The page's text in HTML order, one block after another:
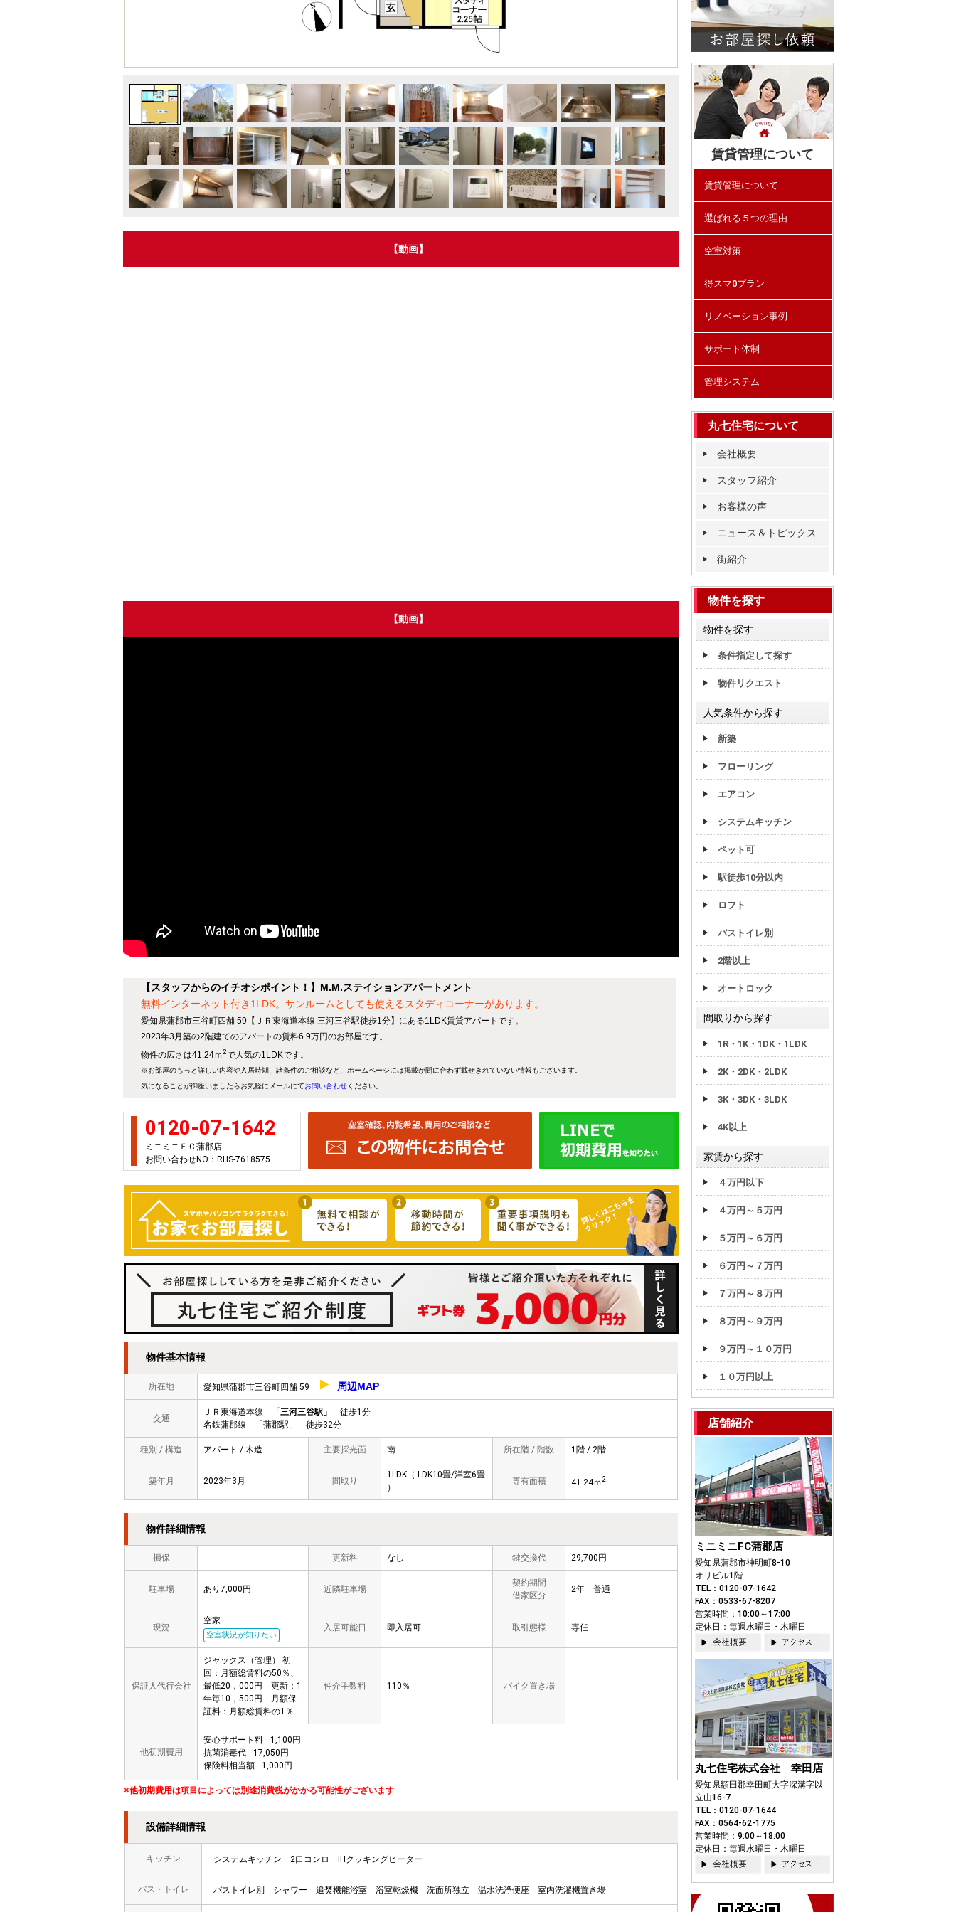
【スタッフからのイチオシポイント！】M.M.ステイションアパートメント
無料インターネット付き1LDK。サンルームとしても使えるスタディコーナーがあります。
愛知県蒲郡市三谷町四舗 59【ＪＲ東海道本線 三河三谷駅徒歩1分】にある1LDK賃貸アパートです。
2023年3月築の2階建てのアパートの賃料6.9万円のお部屋です。
物件の広さは41.24ｍ2で人気の1LDKです。
※お部屋のもっと詳しい内容や入居時期、諸条件のご相談など、ホームページには掲載が間に合わず載せきれていない情報もございます。
気になることが御座いましたらお気軽にメールにてお問い合わせください。
0120-07-1642
ミニミニＦＣ蒲郡店
お問い合わせNO：RHS-7618575
物件基本情報
所在地 愛知県蒲郡市三谷町四舗 59 周辺MAP
交通
ＪＲ東海道本線 「三河三谷駅」
徒歩1分
名鉄蒲郡線 「蒲郡駅」 徒歩32分
種別 / 構造 アパート / 木造 主要採光面 南 所在階 / 階数 1階 / 2階
築年月 2023年3月 間取り
1LDK（ LDK10畳/洋室6畳
）
専有面積 41.24ｍ2
物件詳細情報
損保 更新料 なし 鍵交換代 29,700円
駐車場 あり7,000円 近隣駐車場
契約期間
借家区分
2年 普通
現況
空家
空室状況が知りたい
入居可能日 即入居可 取引態様 専任
保証人代行会社
ジャックス（管理） 初
回：月額総賃料の50％、
最低20，000円 更新：1
年毎10，500円 月額保
証料：月額総賃料の1％
仲介手数料 110％ バイク置き場
他初期費用
安心サポート料
1,100円
抗菌消毒代
17,050円
保険料相当額
1,000円
※他初期費用は項目によっては別途消費税がかかる可能性がございます
設備詳細情報
キッチン システムキッチン 2口コンロ IHクッキングヒーター
バス・トイレ バストイレ別 シャワー 追焚機能浴室 浴室乾燥機 洗面所独立 温水洗浄便座 室内洗濯機置き場
賃貸管理について
賃貸管理について
選ばれる５つの理由
空室対策
得スマ0プラン
リノベーション事例
サポート体制
管理システム
丸七住宅について
会社概要
スタッフ紹介
お客様の声
ニュース＆トピックス
街紹介
物件を探す
物件を探す
条件指定して探す
物件リクエスト
人気条件から探す
新築
フローリング
エアコン
システムキッチン
ペット可
駅徒歩10分以内
ロフト
バストイレ別
2階以上
オートロック
間取りから探す
1R・1K・1DK・1LDK
2K・2DK・2LDK
3K・3DK・3LDK
4K以上
家賃から探す
４万円以下
４万円～５万円
５万円～６万円
６万円～７万円
７万円～８万円
８万円～９万円
９万円～１０万円
１０万円以上
店舗紹介
ミニミニFC蒲郡店
愛知県蒲郡市神明町8-10
オリビル1階
TEL：0120-07-1642
FAX：0533-67-8207
営業時間：10:00～17:00
定休日：毎週水曜日・木曜日
丸七住宅株式会社 幸田店
愛知県額田郡幸田町大字深溝字以
立山16-7
TEL：0120-07-1644
FAX：0564-62-1775
営業時間：9:00～18:00
定休日：毎週水曜日・木曜日